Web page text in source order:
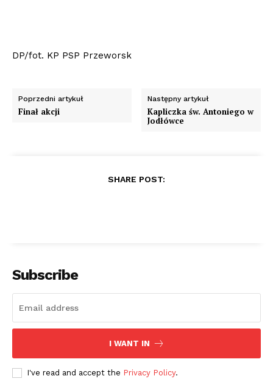
DP/fot. KP PSP Przeworsk
Poprzedni artykuł
Finał akcji
Następny artykuł
Kapliczka św. Antoniego w
Jodłówce
SHARE POST:
Subscribe
I WANT IN
I've read and accept the Privacy Policy.